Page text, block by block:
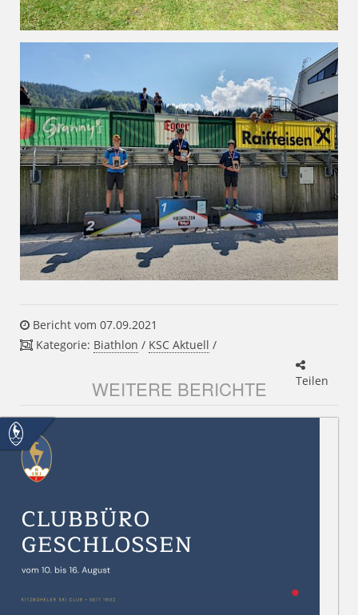
Bericht vom 07.09.2021
Kategorie: Biathlon / KSC Aktuell /
Teilen
WEITERE BERICHTE